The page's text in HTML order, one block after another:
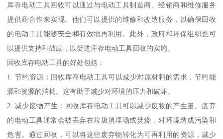
库存电动工具回收可以通过与电动工具制造商、经销商和维修服务
提供商合作来实现。他们可以提供的维修和改造服务，以确保回收
的电动工具能够安全和有效地再利用。此外，政府和环保组织也可
以提供支持和鼓励，以促进库存电动工具回收的实施。
回收库存电动工具的好处包括：
1. 节约资源：回收库存电动工具可以减少对原材料的需求，节约能
源和资源的消耗。这有助于减少对环境的压力和破坏。
2. 减少废物产生：回收库存电动工具可以减少废物的产生量。废弃
的电动工具通常会被丢弃在垃圾填埋场或焚烧，对环境造成污染和
危害。通过回收，可以将这些废弃物转化为可再利用的资源，减少